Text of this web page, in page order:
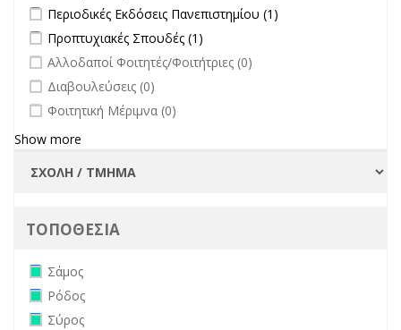
Apply Περιοδικές Εκδόσεις Πανεπιστημίου filter
Περιοδικές Εκδόσεις Πανεπιστημίου (1)
Apply Προπτυχιακές Σπουδές filter
Προπτυχιακές Σπουδές (1)
undefined
Αλλοδαποί Φοιτητές/Φοιτήτριες (0)
undefined
Διαβουλεύσεις (0)
undefined
Φοιτητική Μέριμνα (0)
Show more
ΤΟΠΟΘΕΣΙΑ
Remove Σάμος filter
Σάμος
Remove Ρόδος filter
Ρόδος
Remove Σύρος filter
Σύρος